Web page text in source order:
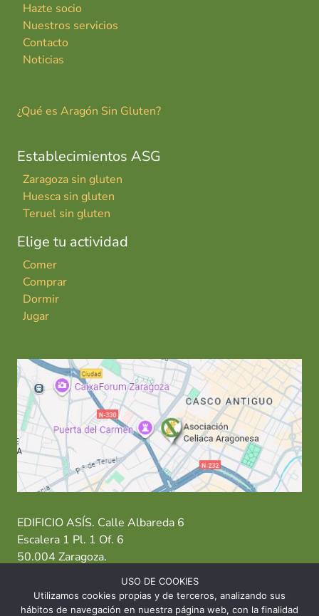
Hazte socio
Nuestros servicios
Contacto
Noticias
¿Qué es Aragón Sin Gluten?
Establecimientos ASG
Zaragoza sin gluten
Huesca sin gluten
Teruel sin gluten
Elige tu actividad
Comer
Comprar
Dormir
Jugar
EDIFICIO ASÍS. Calle Albareda 6
Escalera 1 Pl. 1 Of. 6
50.004 Zaragoza.
T: 976 484 949 M: 635 638 563
USO DE COOKIES
Utilizamos cookies propias y de terceros, analizando sus
hábitos de navegación en nuestra página web, con la finalidad